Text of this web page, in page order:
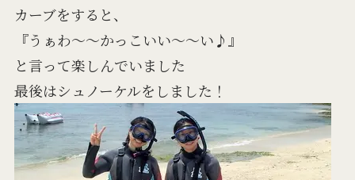
カーブをすると、
『うぁわ～～かっこいい～～い♪』
と言って楽しんでいました
最後はシュノーケルをしました！